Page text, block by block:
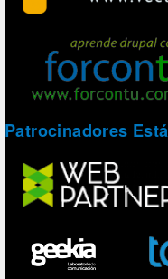
Patrocinadores